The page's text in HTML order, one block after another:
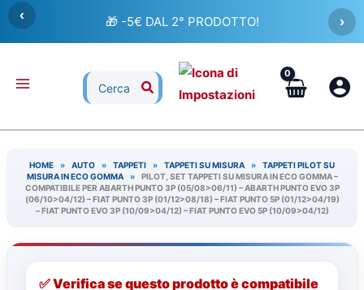
Vai
contenuto
‹ 🎁 -5€ DAL 2° PRODOTTO! ›
Ricerca
per:
HOME » AUTO » TAPPETI » TAPPETI SU MISURA »
TAPPETI PILOT SU
MISURA IN ECO GOMMA
»
PILOT, SET TAPPETI SU MISURA IN ECO GOMMA –
COMPATIBILE PER ABARTH PUNTO 3P (05/08>06/11) – ABARTH PUNTO EVO 3P
(06/10>04/12) – FIAT PUNTO 3P (01/12>08/18) – FIAT PUNTO 5P (01/12>04/19)
– FIAT PUNTO EVO 3P (10/09>04/12) – FIAT PUNTO EVO 5P (10/09>04/12)
✅ Verifica se questo prodotto è compatibile